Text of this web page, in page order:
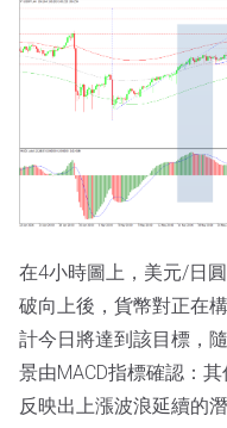
在4小時圖上，美元/日
破向上後，貨幣對正在
計今日將達到該目標，
景由MACD指標確認：
反映出上漲波浪延續的潛